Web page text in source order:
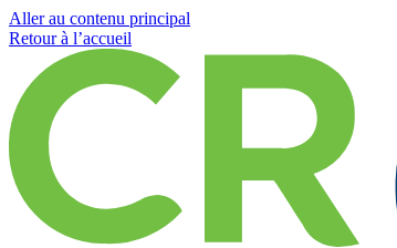
Aller au contenu principal
Retour à l’accueil